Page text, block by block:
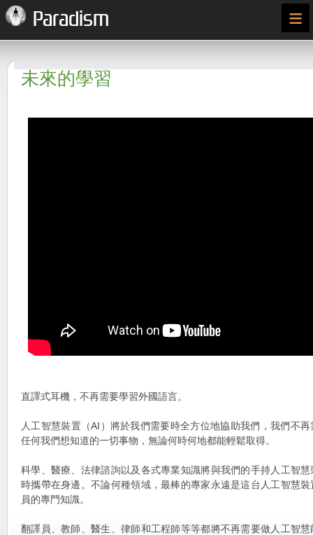
Paradism ≡
未來的學習
直譯式耳機，不再需要學習外國語言。
人工智慧裝置（AI）將於我們需要時全方位地協助我們，我們不
任何我們想知道的一切事物，無論何時何地都能輕鬆取得。
科學、醫療、法律諮詢以及各式專業知識將與我們的手持人工智
時攜帶在身邊。不論何種領域，最棒的專家永遠是這台人工智慧
員的專門知識。
翻譯員、教師、醫生、律師和工程師等等都將不再需要做人工智